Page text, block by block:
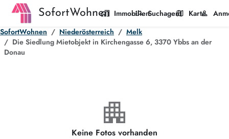
SofortWohnen
home_work Immobilien
manage_search Suchagent
map Karte
person
SofortWohnen
Niederösterreich
Melk
Die Siedlung Mietobjekt in Kirchengasse 6, 3370 Ybbs an der
Donau
apartment
Keine Fotos vorhanden